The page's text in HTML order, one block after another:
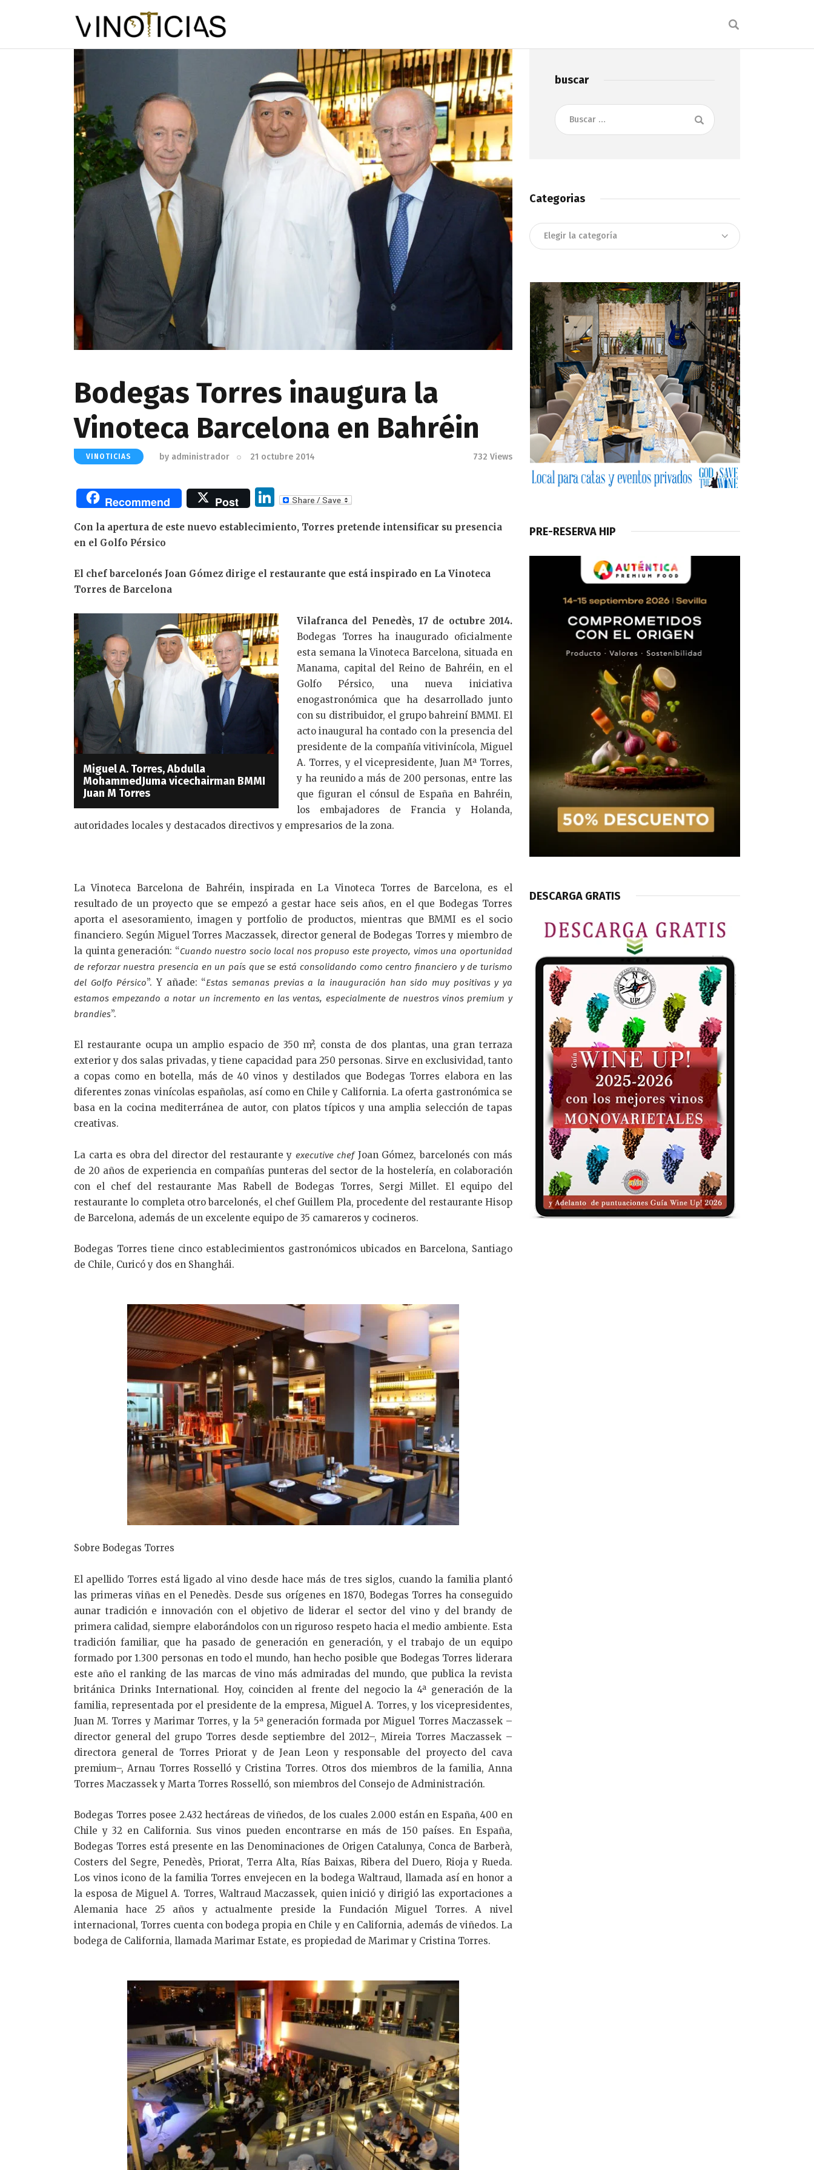
Bodegas Torres inaugura la
Vinoteca Barcelona en Bahréin
VINOTICIAS by administrador 21 octubre 2014 732 Views
Recommend Post
Li
k
dI
Con la apertura de este nuevo establecimiento, Torres pretende intensificar su presencia
en el Golfo Pérsico
El chef barcelonés Joan Gómez dirige el restaurante que está inspirado en La Vinoteca
Torres de Barcelona
Miguel A. Torres, Abdulla
MohammedJuma vicechairman BMMI
Juan M Torres
Vilafranca del Penedès, 17 de octubre 2014.
Bodegas Torres ha inaugurado oficialmente
esta semana la Vinoteca Barcelona, situada en
Manama, capital del Reino de Bahréin, en el
Golfo Pérsico, una nueva iniciativa
enogastronómica que ha desarrollado junto
con su distribuidor, el grupo bahreiní BMMI. El
acto inaugural ha contado con la presencia del
presidente de la compañía vitivinícola, Miguel
A. Torres, y el vicepresidente, Juan Mª Torres,
y ha reunido a más de 200 personas, entre las
que figuran el cónsul de España en Bahréin,
los embajadores de Francia y Holanda,
autoridades locales y destacados directivos y empresarios de la zona.
La Vinoteca Barcelona de Bahréin, inspirada en La Vinoteca Torres de Barcelona, es el
resultado de un proyecto que se empezó a gestar hace seis años, en el que Bodegas Torres
aporta el asesoramiento, imagen y portfolio de productos, mientras que BMMI es el socio
financiero. Según Miguel Torres Maczassek, director general de Bodegas Torres y miembro de
la quinta generación: “Cuando nuestro socio local nos propuso este proyecto, vimos una oportunidad
de reforzar nuestra presencia en un país que se está consolidando como centro financiero y de turismo
del Golfo Pérsico”. Y añade: “Estas semanas previas a la inauguración han sido muy positivas y ya
estamos empezando a notar un incremento en las ventas, especialmente de nuestros vinos premium y
brandies”.
El restaurante ocupa un amplio espacio de 350 m², consta de dos plantas, una gran terraza
exterior y dos salas privadas, y tiene capacidad para 250 personas. Sirve en exclusividad, tanto
a copas como en botella, más de 40 vinos y destilados que Bodegas Torres elabora en las
diferentes zonas vinícolas españolas, así como en Chile y California. La oferta gastronómica se
basa en la cocina mediterránea de autor, con platos típicos y una amplia selección de tapas
creativas.
La carta es obra del director del restaurante y executive chefJoan Gómez, barcelonés con más
de 20 años de experiencia en compañías punteras del sector de la hostelería, en colaboración
con el chef del restaurante Mas Rabell de Bodegas Torres, Sergi Millet. El equipo del
restaurante lo completa otro barcelonés, el chef Guillem Pla, procedente del restaurante Hisop
de Barcelona, además de un excelente equipo de 35 camareros y cocineros.
Bodegas Torres tiene cinco establecimientos gastronómicos ubicados en Barcelona, Santiago
de Chile, Curicó y dos en Shanghái.
Sobre Bodegas Torres
El apellido Torres está ligado al vino desde hace más de tres siglos, cuando la familia plantó
las primeras viñas en el Penedès. Desde sus orígenes en 1870, Bodegas Torres ha conseguido
aunar tradición e innovación con el objetivo de liderar el sector del vino y del brandy de
primera calidad, siempre elaborándolos con un riguroso respeto hacia el medio ambiente. Esta
tradición familiar, que ha pasado de generación en generación, y el trabajo de un equipo
formado por 1.300 personas en todo el mundo, han hecho posible que Bodegas Torres liderara
este año el ranking de las marcas de vino más admiradas del mundo, que publica la revista
británica Drinks International. Hoy, coinciden al frente del negocio la 4ª generación de la
familia, representada por el presidente de la empresa, Miguel A. Torres, y los vicepresidentes,
Juan M. Torres y Marimar Torres, y la 5ª generación formada por Miguel Torres Maczassek –
director general del grupo Torres desde septiembre del 2012–, Mireia Torres Maczassek –
directora general de Torres Priorat y de Jean Leon y responsable del proyecto del cava
premium–, Arnau Torres Rosselló y Cristina Torres. Otros dos miembros de la familia, Anna
Torres Maczassek y Marta Torres Rosselló, son miembros del Consejo de Administración.
Bodegas Torres posee 2.432 hectáreas de viñedos, de los cuales 2.000 están en España, 400 en
Chile y 32 en California. Sus vinos pueden encontrarse en más de 150 países. En España,
Bodegas Torres está presente en las Denominaciones de Origen Catalunya, Conca de Barberà,
Costers del Segre, Penedès, Priorat, Terra Alta, Rías Baixas, Ribera del Duero, Rioja y Rueda.
Los vinos icono de la familia Torres envejecen en la bodega Waltraud, llamada así en honor a
la esposa de Miguel A. Torres, Waltraud Maczassek, quien inició y dirigió las exportaciones a
Alemania hace 25 años y actualmente preside la Fundación Miguel Torres. A nivel
internacional, Torres cuenta con bodega propia en Chile y en California, además de viñedos. La
bodega de California, llamada Marimar Estate, es propiedad de Marimar y Cristina Torres.
buscar
Buscar:
Categorias
Categorias
PRE-RESERVA HIP
DESCARGA GRATIS